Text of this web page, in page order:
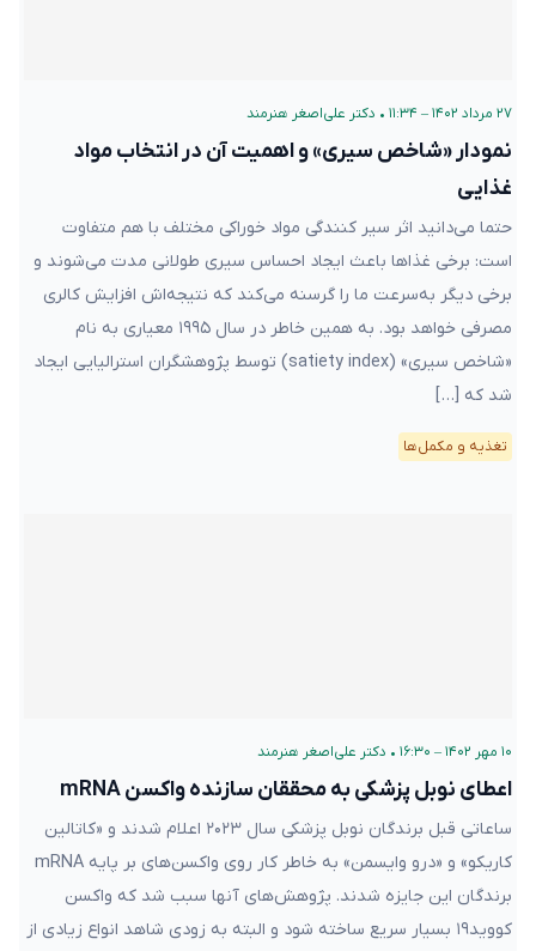
۲۷ مرداد ۱۴۰۲ – ۱۱:۳۴ • دکتر علی‌اصغر هنرمند
نمودار «شاخص سیری» و اهمیت آن در انتخاب مواد
غذایی
حتما می‌دانید اثر سیر کنندگی مواد خوراکی مختلف با هم متفاوت
است: برخی غذاها باعث ایجاد احساس سیری طولانی‌ مدت می‌شوند و
برخی دیگر به‌سرعت ما را گرسنه می‌کند که نتیجه‌اش افزایش کالری
مصرفی خواهد بود. به همین خاطر در سال ۱۹۹۵ معیاری به نام
«شاخص سیری» (satiety index) توسط پژوهشگران استرالیایی ایجاد
شد که […]
تغذیه و مکمل‌ها
۱۰ مهر ۱۴۰۲ – ۱۶:۳۰ • دکتر علی‌اصغر هنرمند
اعطای نوبل پزشکی به محققان سازنده واکسن mRNA
ساعاتی قبل برندگان نوبل پزشکی سال ۲۰۲۳ اعلام شدند و «کاتالین
کاریکو» و «درو وایسمن» به خاطر کار روی واکسن‌های بر پایه mRNA
برندگان این جایزه شدند. پژوهش‌های آنها سبب شد که واکسن
کووید۱۹ بسیار سریع ساخته شود و البته به زودی شاهد انواع زیادی از